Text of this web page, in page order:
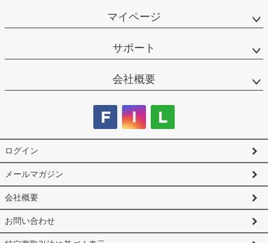
マイページ
サポート
会社概要
ログイン
メールマガジン
会社概要
お問い合わせ